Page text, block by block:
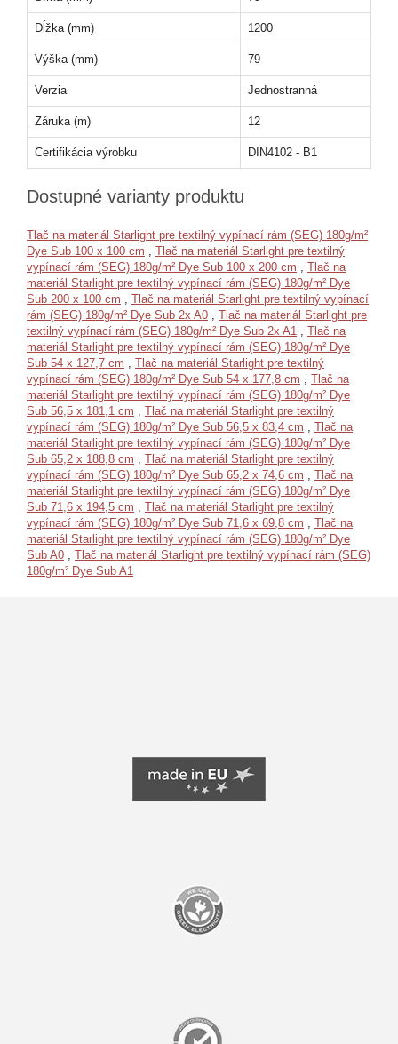
Dĺžka (mm) 1200
Výška (mm) 79
Verzia Jednostranná
Záruka (m) 12
Certifikácia výrobku DIN4102 - B1
Dostupné varianty produktu
Tlač na materiál Starlight pre textilný vypínací rám (SEG) 180g/m²
Dye Sub 100 x 100 cm , Tlač na materiál Starlight pre textilný
vypínací rám (SEG) 180g/m² Dye Sub 100 x 200 cm , Tlač na
materiál Starlight pre textilný vypínací rám (SEG) 180g/m² Dye
Sub 200 x 100 cm , Tlač na materiál Starlight pre textilný vypínací
rám (SEG) 180g/m² Dye Sub 2x A0 , Tlač na materiál Starlight pre
textilný vypínací rám (SEG) 180g/m² Dye Sub 2x A1 , Tlač na
materiál Starlight pre textilný vypínací rám (SEG) 180g/m² Dye
Sub 54 x 127,7 cm , Tlač na materiál Starlight pre textilný
vypínací rám (SEG) 180g/m² Dye Sub 54 x 177,8 cm , Tlač na
materiál Starlight pre textilný vypínací rám (SEG) 180g/m² Dye
Sub 56,5 x 181,1 cm , Tlač na materiál Starlight pre textilný
vypínací rám (SEG) 180g/m² Dye Sub 56,5 x 83,4 cm , Tlač na
materiál Starlight pre textilný vypínací rám (SEG) 180g/m² Dye
Sub 65,2 x 188,8 cm , Tlač na materiál Starlight pre textilný
vypínací rám (SEG) 180g/m² Dye Sub 65,2 x 74,6 cm , Tlač na
materiál Starlight pre textilný vypínací rám (SEG) 180g/m² Dye
Sub 71,6 x 194,5 cm , Tlač na materiál Starlight pre textilný
vypínací rám (SEG) 180g/m² Dye Sub 71,6 x 69,8 cm , Tlač na
materiál Starlight pre textilný vypínací rám (SEG) 180g/m² Dye
Sub A0 , Tlač na materiál Starlight pre textilný vypínací rám (SEG)
180g/m² Dye Sub A1